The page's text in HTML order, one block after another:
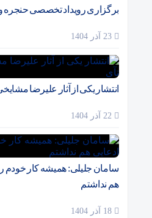
برگزاری رویداد تخصصی حنجره و
انتشار یکی از آثار علیرضا
سامان جلیلی: همیشه کار خودم
هم نداشتم